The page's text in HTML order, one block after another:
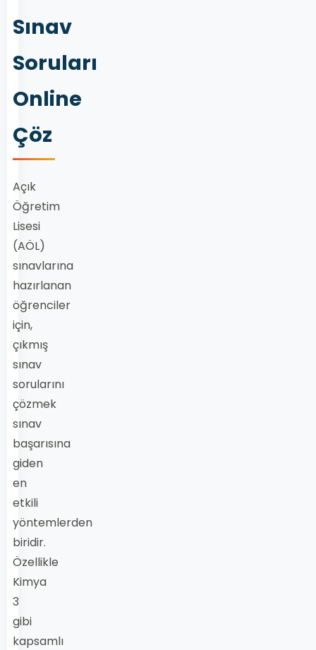
Sınav
Soruları
Online
Çöz
Açık
Öğretim
Lisesi
(AÖL)
sınavlarına
hazırlanan
öğrenciler
için,
çıkmış
sınav
sorularını
çözmek
sınav
başarısına
giden
en
etkili
yöntemlerden
biridir.
Özellikle
Kimya
3
gibi
kapsamlı